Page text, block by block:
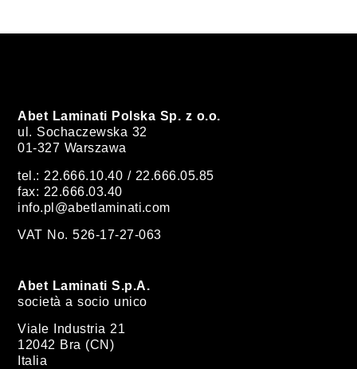
Abet Laminati Polska Sp. z o.o.
ul. Sochaczewska 32
01-327 Warszawa
tel.: 22.666.10.40 / 22.666.05.85
fax: 22.666.03.40
info.pl@abetlaminati.com
VAT No. 526-17-27-063
Abet Laminati S.p.A.
società a socio unico
Viale Industria 21
12042 Bra (CN)
Italia